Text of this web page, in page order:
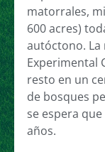
matorrales,
600 acres)
autóctono. La
Experimental
resto en un
de bosques
se espera
años.